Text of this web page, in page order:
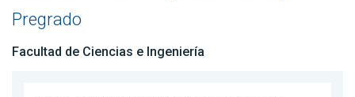
Pregrado
Facultad de Ciencias e Ingeniería